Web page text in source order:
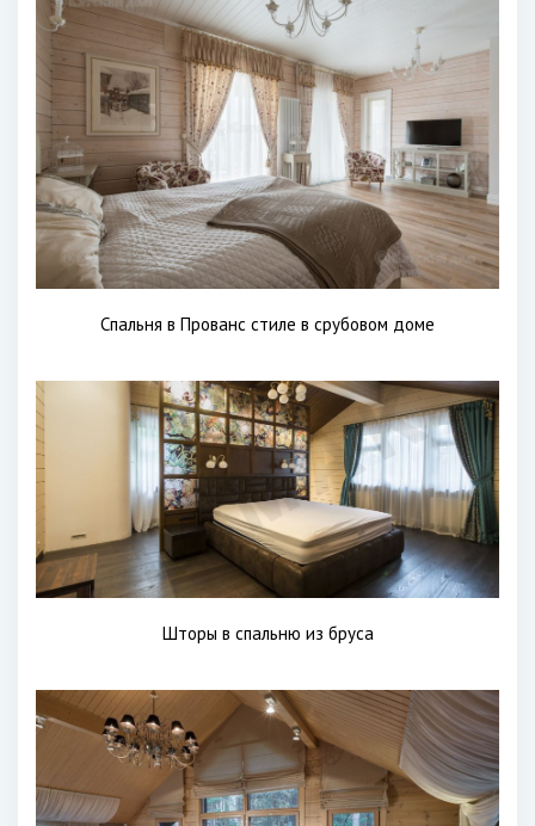
Спальня в Прованс стиле в срубовом доме
Шторы в спальню из бруса